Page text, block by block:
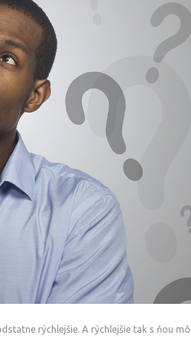
rýchlejšie. A rýchlejšie tak s ňou